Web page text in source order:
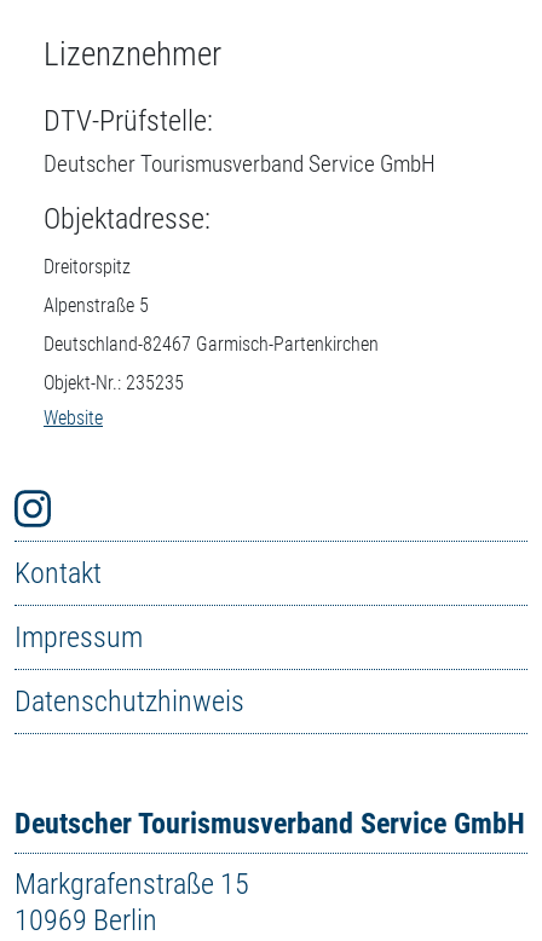
Lizenznehmer
DTV-Prüfstelle:
Deutscher Tourismusverband Service GmbH
Objektadresse:
Dreitorspitz
Alpenstraße 5
Deutschland-82467 Garmisch-Partenkirchen
Objekt-Nr.: 235235
Website
Deutscher Tourismusverband Service GmbH
Markgrafenstraße 15
10969 Berlin
Kontakt
Impressum
Datenschutzhinweis